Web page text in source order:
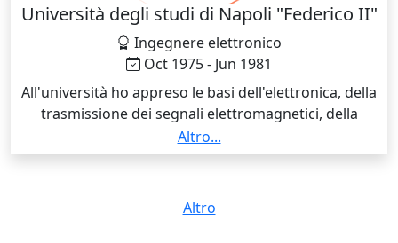
Università degli studi di Napoli "Federico II"
Ingegnere elettronico
Oct 1975 - Jun 1981
All'università ho appreso le basi dell'elettronica, della
trasmissione dei segnali elettromagnetici, della
logica, della programmazione e dell'informatica.
Grazie a queste conoscenze, ho potuto seguire,
informatica e nelle telecomunicazioni. Cinque anni
nell'aver seguito corsi di tecniche di formazione
Altro...
Altro